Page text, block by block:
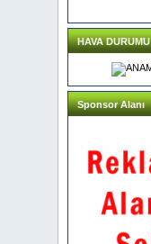
HAVA DURUMU
Sponsor Alanı